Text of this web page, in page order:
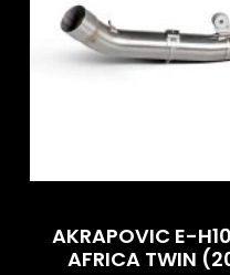
AKRAPOVIC E-
AFRICA TWIN